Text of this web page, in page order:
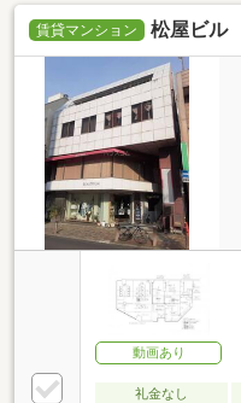
賃貸マンション 松屋ビル
動画あり
礼金なし